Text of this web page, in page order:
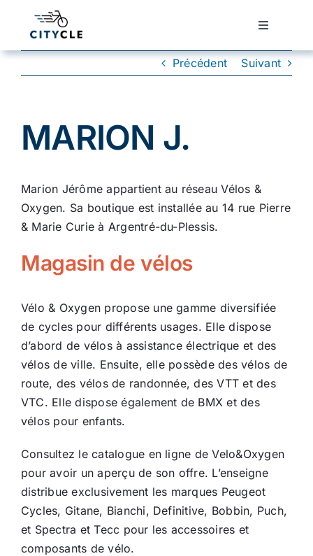
Toggle
Vélos de ville
Ecologie
Précédent Suivant
MARION J.
Marion Jérôme appartient au réseau Vélos &
Oxygen. Sa boutique est installée au 14 rue Pierre
& Marie Curie à Argentré-du-Plessis.
Magasin de vélos
Vélo & Oxygen propose une gamme diversifiée
de cycles pour différents usages. Elle dispose
d’abord de vélos à assistance électrique et des
vélos de ville. Ensuite, elle possède des vélos de
route, des vélos de randonnée, des VTT et des
VTC. Elle dispose également de BMX et des
vélos pour enfants.
Consultez le catalogue en ligne de Velo&Oxygen
pour avoir un aperçu de son offre. L’enseigne
distribue exclusivement les marques Peugeot
Cycles, Gitane, Bianchi, Definitive, Bobbin, Puch,
et Spectra et Tecc pour les accessoires et
composants de vélo.